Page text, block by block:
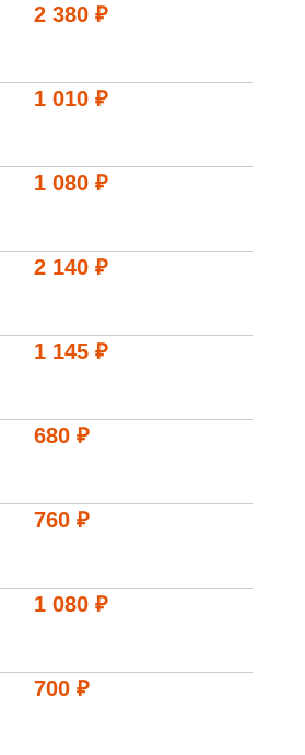
2 380 ₽
1 010 ₽
1 080 ₽
2 140 ₽
1 145 ₽
680 ₽
760 ₽
1 080 ₽
700 ₽